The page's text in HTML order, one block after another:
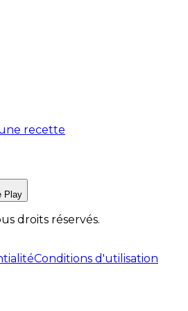
recette
Play
droits réservés.
Conditions d'utilisation